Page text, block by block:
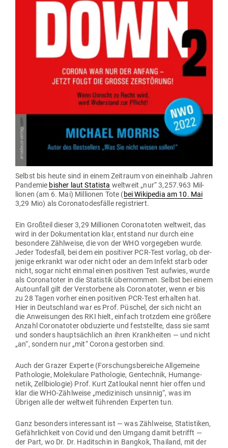
Selbst bis heute sind in einem Zeitraum von ein­einhalb Jahren
Pan­demie bisher laut Sta­tista weltweit „nur“ 3,257.963 Mil­
lionen (am 6. Mai) Mil­lionen Tote (bei Wiki­pedia am 10. Mai
3,29 Mio) als Coro­na­to­des­fälle registriert.
Ein Großteil dieser 3,29 Mil­lionen Coro­na­toten weltweit, das
wird in der Doku­men­tation klar, ent­stand nur durch eine
besondere Zähl­weise, die von der WHO vor­ge­geben wurde.
Jeder Todesfall, bei dem ein posi­tiver PCR-Test vorlag, ob der­
jenige erkrankt war oder nicht oder an dem Infekt starb oder
nicht, sogar nicht einmal einen posi­tiven Test aufwies, wurde
als Coro­na­toter in die Sta­tistik über­nommen. Selbst bei einem
Auto­unfall gilt der Ver­storbene als Coro­na­toter, wenn er bis
zu 28 Tagen vorher einen posi­tiven PCR-Test erhalten hat.
Hier in Deutschland war es Prof. Püschel, der sich nicht an
die Anwei­sungen des RKI hielt, einfach trotzdem eine größere
Anzahl Coro­na­toter obdu­zierte und fest­stellte, dass sie samt
und sonders haupt­sächlich an ihren Krank­heiten — und nicht
„an“, sondern nur „mit“ Corona gestorben sind.
Auch der Grazer Experte (For­schungs­be­reiche All­ge­meine
Patho­logie, Mole­kulare Patho­logie, Gen­technik, Human­ge­
netik, Zell­bio­logie) Prof. Kurt Zat­loukal nennt hier offen und
klar die WHO-Zähl­weise „medi­zi­nisch unsinnig“, was im
Übrigen alle der weltweit füh­renden Experten tun.
Ganz besonders inter­essant ist — was Zähl­weise, Sta­tis­tiken,
Gefähr­lichkeit von Covid und den Umgang damit betrifft —
der Part, wo Dr. Dr. Hadit­schin in Bangkok, Thailand, mit der